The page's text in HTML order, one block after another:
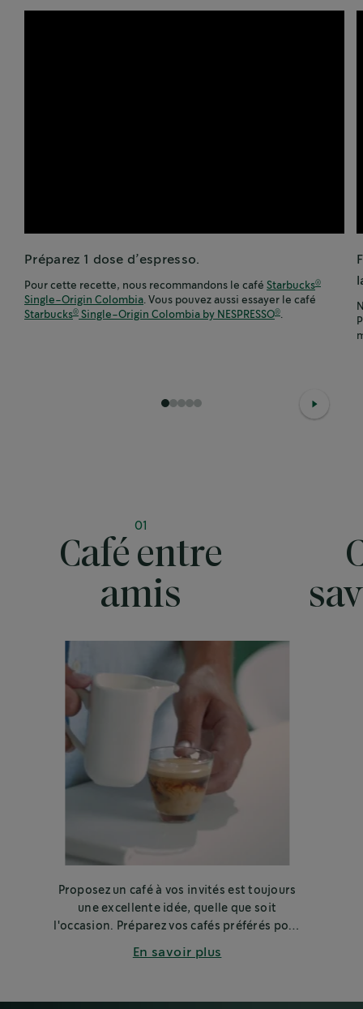
Préparez 1 dose d’espresso.
Pour cette recette, nous recommandons le café Starbucks®
Single-Origin Colombia. Vous pouvez aussi essayer le café
Starbucks® Single-Origin Colombia by NESPRESSO®.
1 234
01
Café entre
amis
Proposez un café à vos invités est toujours
une excellente idée, quelle que soit
l'occasion. Préparez vos cafés préférés pour
En savoir plus